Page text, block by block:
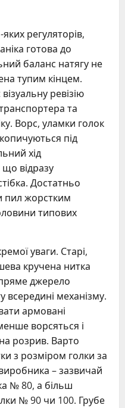
регуляторів,
готова до
баланс натягу не
тупим кінцем.
ревізію
та
Ворс, уламки голок
під
хід
відразу
Достатньо
пил жорстким
типових
уваги. Старі,
кручена нитка
джерело
всередині механізму.
армовані
ворсяться і
розрив. Варто
з розміром голки за
– зазвичай
№ 80, а більш
№ 90 чи 100. Грубе